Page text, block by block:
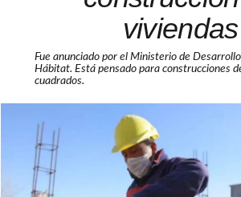
viviendas
Fue anunciado por el Ministerio de
Hábitat. Está pensado para construcciones
cuadrados.